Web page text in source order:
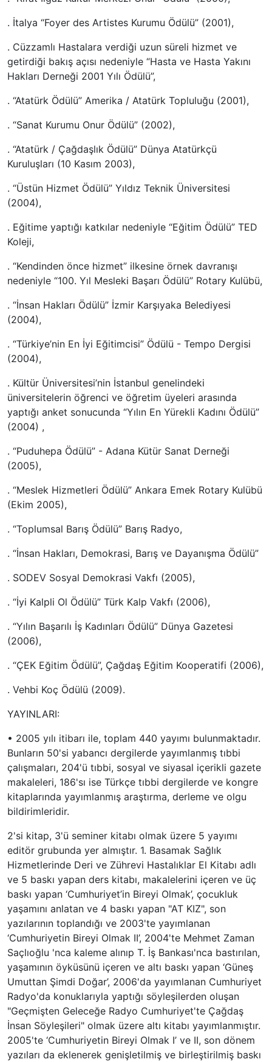
. İtalya “Foyer des Artistes Kurumu Ödülü” (2001),
. Cüzzamlı Hastalara verdiği uzun süreli hizmet ve
getirdiği bakış açısı nedeniyle “Hasta ve Hasta Yakını
Hakları Derneği 2001 Yılı Ödülü”,
. “Atatürk Ödülü” Amerika / Atatürk Topluluğu (2001),
. “Sanat Kurumu Onur Ödülü” (2002),
. “Atatürk / Çağdaşlık Ödülü” Dünya Atatürkçü
Kuruluşları (10 Kasım 2003),
. “Üstün Hizmet Ödülü” Yıldız Teknik Üniversitesi
(2004),
. Eğitime yaptığı katkılar nedeniyle “Eğitim Ödülü” TED
Koleji,
. “Kendinden önce hizmet” ilkesine örnek davranışı
nedeniyle “100. Yıl Mesleki Başarı Ödülü” Rotary Kulübü,
. “İnsan Hakları Ödülü” İzmir Karşıyaka Belediyesi
(2004),
. “Türkiye’nin En İyi Eğitimcisi” Ödülü - Tempo Dergisi
(2004),
. Kültür Üniversitesi’nin İstanbul genelindeki
üniversitelerin öğrenci ve öğretim üyeleri arasında
yaptığı anket sonucunda “Yılın En Yürekli Kadını Ödülü”
(2004) ,
. “Puduhepa Ödülü” - Adana Kütür Sanat Derneği
(2005),
. “Meslek Hizmetleri Ödülü” Ankara Emek Rotary Kulübü
(Ekim 2005),
. “Toplumsal Barış Ödülü” Barış Radyo,
. “İnsan Hakları, Demokrasi, Barış ve Dayanışma Ödülü”
. SODEV Sosyal Demokrasi Vakfı (2005),
. “İyi Kalpli Ol Ödülü” Türk Kalp Vakfı (2006),
. “Yılın Başarılı İş Kadınları Ödülü” Dünya Gazetesi
(2006),
. “ÇEK Eğitim Ödülü”, Çağdaş Eğitim Kooperatifi (2006),
. Vehbi Koç Ödülü (2009).
YAYINLARI:
• 2005 yılı itibarı ile, toplam 440 yayımı bulunmaktadır.
Bunların 50'si yabancı dergilerde yayımlanmış tıbbi
çalışmaları, 204'ü tıbbi, sosyal ve siyasal içerikli gazete
makaleleri, 186'sı ise Türkçe tıbbi dergilerde ve kongre
kitaplarında yayımlanmış araştırma, derleme ve olgu
bildirimleridir.
2'si kitap, 3'ü seminer kitabı olmak üzere 5 yayımı
editör grubunda yer almıştır. 1. Basamak Sağlık
Hizmetlerinde Deri ve Zührevi Hastalıklar El Kitabı adlı
ve 5 baskı yapan ders kitabı, makalelerini içeren ve üç
baskı yapan ‘Cumhuriyet’in Bireyi Olmak’, çocukluk
yaşamını anlatan ve 4 baskı yapan "AT KIZ", son
yazılarının toplandığı ve 2003'te yayımlanan
‘Cumhuriyetin Bireyi Olmak II’, 2004'te Mehmet Zaman
Saçlıoğlu 'nca kaleme alınıp T. İş Bankası'nca bastırılan,
yaşamının öyküsünü içeren ve altı baskı yapan ‘Güneş
Umuttan Şimdi Doğar’, 2006'da yayımlanan Cumhuriyet
Radyo'da konuklarıyla yaptığı söyleşilerden oluşan
"Geçmişten Geleceğe Radyo Cumhuriyet'te Çağdaş
İnsan Söyleşileri" olmak üzere altı kitabı yayımlanmıştır.
2005'te ‘Cumhuriyetin Bireyi Olmak I’ ve II, son dönem
yazıları da eklenerek genişletilmiş ve birleştirilmiş baskı